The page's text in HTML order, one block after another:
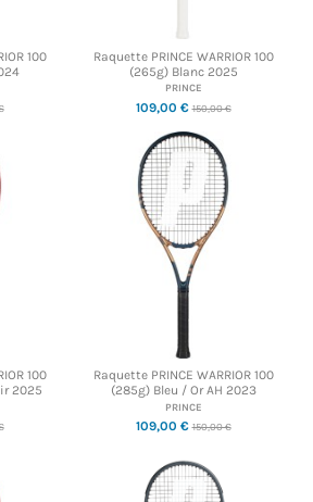
100
Raquette PRINCE WARRIOR 100
(265g) Blanc 2025
PRINCE
109,00 €150,00 €
100
2025
Raquette PRINCE WARRIOR 100
(285g) Bleu / Or AH 2023
PRINCE
109,00 €150,00 €